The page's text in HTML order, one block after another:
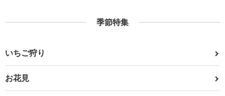
季節特集
いちご狩り
お花見